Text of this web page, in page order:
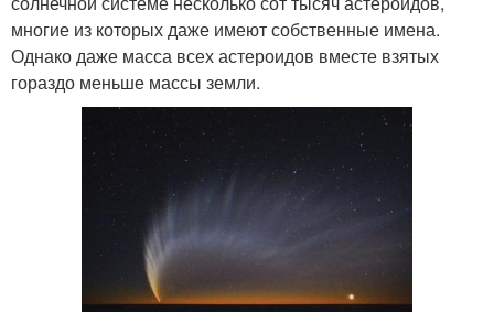
многие из которых даже имеют собственные имена.
Однако даже масса всех астероидов вместе взятых
гораздо меньше массы земли.